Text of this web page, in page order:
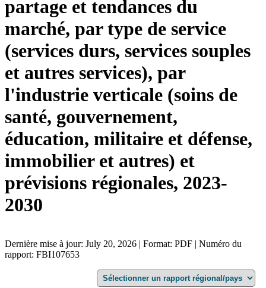
partage et tendances du
marché, par type de service
(services durs, services souples
et autres services), par
l'industrie verticale (soins de
santé, gouvernement,
éducation, militaire et défense,
immobilier et autres) et
prévisions régionales, 2023-
2030
Dernière mise à jour: July 20, 2026 | Format: PDF | Numéro du
rapport: FBI107653